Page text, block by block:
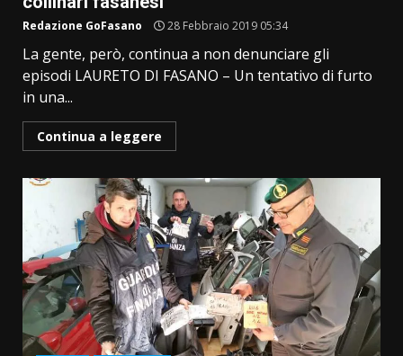
Redazione GoFasano 28 Febbraio 2019 05:34
La gente, però, continua a non denunciare gli
episodi LAURETO DI FASANO – Un tentativo di furto
in una...
Continua a leggere